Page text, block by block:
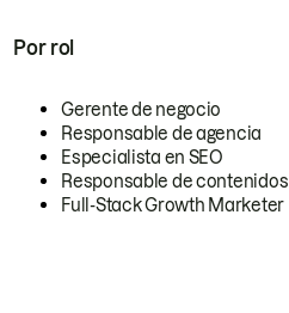
Por rol
Gerente de negocio
Responsable de agencia
Especialista en SEO
Responsable de contenidos
Full-Stack Growth Marketer